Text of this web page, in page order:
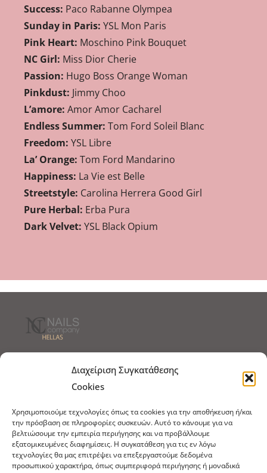
Διαχείριση Συγκατάθεσης
Cookies
Χρησιμοποιούμε τεχνολογίες όπως τα cookies για την αποθήκευση ή/και
την πρόσβαση σε πληροφορίες συσκευών. Αυτό το κάνουμε για να
βελτιώσουμε την εμπειρία περιήγησης και να προβάλλουμε
εξατομικευμένες διαφημίσεις. Η συγκατάθεση για τις εν λόγω
τεχνολογίες θα μας επιτρέψει να επεξεργαστούμε δεδομένα
προσωπικού χαρακτήρα, όπως συμπεριφορά περιήγησης ή μοναδικά
Success: Paco Rabanne Olympea
Sunday in Paris: YSL Mon Paris
Pink Heart: Moschino Pink Bouquet
NC Girl: Miss Dior Cherie
Passion: Hugo Boss Orange Woman
Pinkdust: Jimmy Choo
L’amore: Amor Amor Cacharel
Endless Summer: Tom Ford Soleil Blanc
Freedom: YSL Libre
La’ Orange: Tom Ford Mandarino
Happiness: La Vie est Belle
Streetstyle: Carolina Herrera Good Girl
Pure Herbal: Erba Pura
Dark Velvet: YSL Black Opium
Τρόποι Παραγγελίας
Πολιτική Cookies
Εμπόριο Ειδών Ονυχοπλαστικής, Καλλωπισμού
άκρων και αξεσουάρ